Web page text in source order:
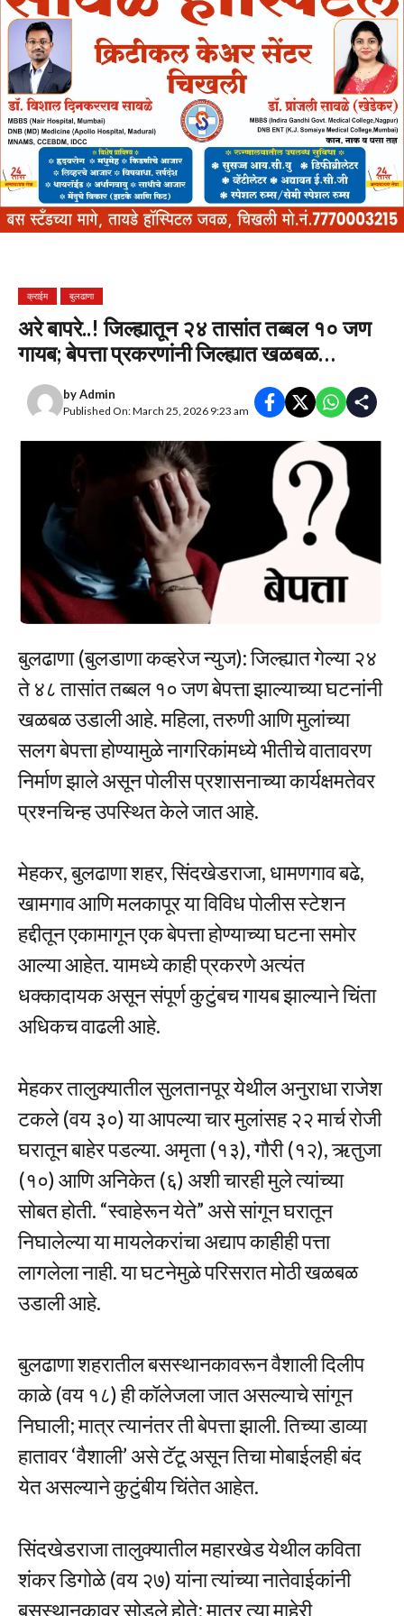
क्राईम बुलढाणा
अरे बापरे..! जिल्ह्यातून २४ तासांत तब्बल १० जण
गायब; बेपत्ता प्रकरणांनी जिल्ह्यात खळबळ…
byAdmin
Published On: March 25, 2026 9:23 am
बुलढाणा (बुलडाणा कव्हरेज न्युज): जिल्ह्यात गेल्या २४
ते ४८ तासांत तब्बल १० जण बेपत्ता झाल्याच्या घटनांनी
खळबळ उडाली आहे. महिला, तरुणी आणि मुलांच्या
सलग बेपत्ता होण्यामुळे नागरिकांमध्ये भीतीचे वातावरण
निर्माण झाले असून पोलीस प्रशासनाच्या कार्यक्षमतेवर
प्रश्नचिन्ह उपस्थित केले जात आहे.
मेहकर, बुलढाणा शहर, सिंदखेडराजा, धामणगाव बढे,
खामगाव आणि मलकापूर या विविध पोलीस स्टेशन
हद्दीतून एकामागून एक बेपत्ता होण्याच्या घटना समोर
आल्या आहेत. यामध्ये काही प्रकरणे अत्यंत
धक्कादायक असून संपूर्ण कुटुंबच गायब झाल्याने चिंता
अधिकच वाढली आहे.
मेहकर तालुक्यातील सुलतानपूर येथील अनुराधा राजेश
टकले (वय ३०) या आपल्या चार मुलांसह २२ मार्च रोजी
घरातून बाहेर पडल्या. अमृता (१३), गौरी (१२), ऋतुजा
(१०) आणि अनिकेत (६) अशी चारही मुले त्यांच्या
सोबत होती. “स्वाहेरून येते” असे सांगून घरातून
निघालेल्या या मायलेकरांचा अद्याप काहीही पत्ता
लागलेला नाही. या घटनेमुळे परिसरात मोठी खळबळ
उडाली आहे.
बुलढाणा शहरातील बसस्थानकावरून वैशाली दिलीप
काळे (वय १८) ही कॉलेजला जात असल्याचे सांगून
निघाली; मात्र त्यानंतर ती बेपत्ता झाली. तिच्या डाव्या
हातावर ‘वैशाली’ असे टॅटू असून तिचा मोबाईलही बंद
येत असल्याने कुटुंबीय चिंतेत आहेत.
सिंदखेडराजा तालुक्यातील महारखेड येथील कविता
शंकर डिगोळे (वय २७) यांना त्यांच्या नातेवाईकांनी
बसस्थानकावर सोडले होते; मात्र त्या माहेरी